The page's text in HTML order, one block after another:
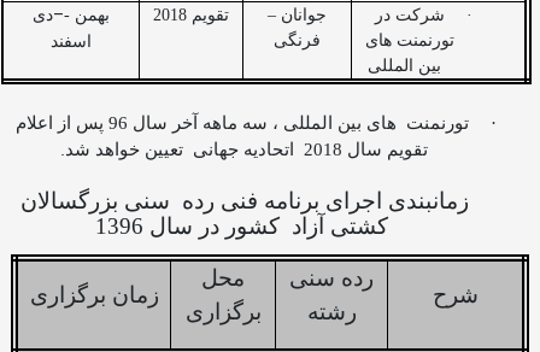
·
شرکت در
تورنمنت های
بین المللی
جوانان –
فرنگی
تقویم 2018 دی–بهمن -
اسفند
· تورنمنت
های بین المللی ، سه ماهه آخر سال 96 پس از اعلام
تقویم سال 2018
اتحادیه جهانی تعیین خواهد شد.
زمانبندی اجرای برنامه فنی رده سنی بزرگسالان
کشتی آزاد کشور در سال 1396
شرح
رده سنی
رشته
محل
برگزاری
زمان برگزاری